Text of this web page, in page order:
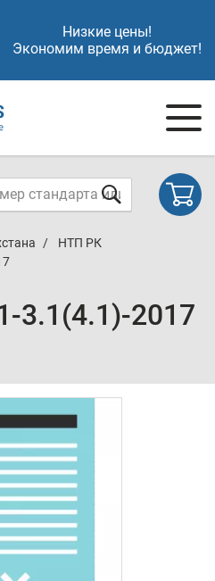
Низкие цены!
Экономим время и бюджет!
НТП РК
3.1(4.1)-2017